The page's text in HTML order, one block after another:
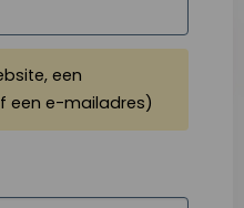
een
een e-mailadres)